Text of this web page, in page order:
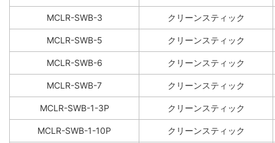
MCLR-SWB-3 クリーンスティック
MCLR-SWB-5 クリーンスティック
MCLR-SWB-6 クリーンスティック
MCLR-SWB-7 クリーンスティック
MCLR-SWB-1-3P クリーンスティック
MCLR-SWB-1-10P クリーンスティック